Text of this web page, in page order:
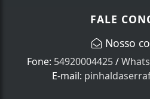
FALE
Nosso
Fone: 54920004425/
E-mail: